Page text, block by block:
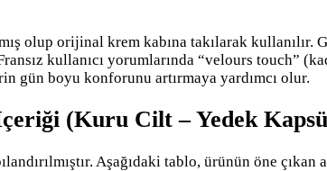
olup orijinal krem kabına takılarak
kullanıcı yorumlarında “velours
gün boyu konforunu artırmaya yardımcı olur.
(Kuru Cilt – Yedek
Aşağıdaki tablo, ürünün öne